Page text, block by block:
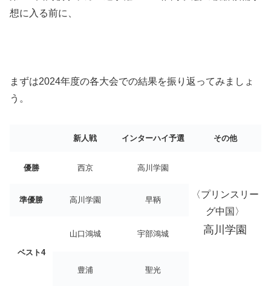
想に入る前に、
まずは2024年度の各大会での結果を振り返ってみましょ
う。
新人戦 インターハイ予選 その他
優勝 西京 高川学園
〈プリンスリー
グ中国〉
高川学園
準優勝 高川学園 早鞆
ベスト4
山口鴻城 宇部鴻城
豊浦 聖光